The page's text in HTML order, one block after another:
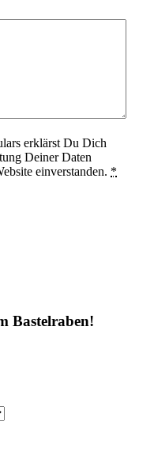
erklärst Du Dich
Deiner Daten
einverstanden. *
Bastelraben!